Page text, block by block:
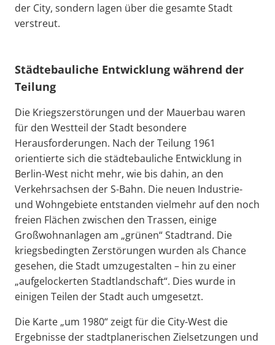
der City, sondern lagen über die gesamte Stadt
verstreut.
Städtebauliche Entwicklung während der
Teilung
Die Kriegszerstörungen und der Mauerbau waren
für den Westteil der Stadt besondere
Herausforderungen. Nach der Teilung 1961
orientierte sich die städtebauliche Entwicklung in
Berlin-West nicht mehr, wie bis dahin, an den
Verkehrsachsen der S-Bahn. Die neuen Industrie-
und Wohngebiete entstanden vielmehr auf den noch
freien Flächen zwischen den Trassen, einige
Großwohnanlagen am „grünen“ Stadtrand. Die
kriegsbedingten Zerstörungen wurden als Chance
gesehen, die Stadt umzugestalten – hin zu einer
„aufgelockerten Stadtlandschaft“. Dies wurde in
einigen Teilen der Stadt auch umgesetzt.
Die Karte „um 1980“ zeigt für die City-West die
Ergebnisse der stadtplanerischen Zielsetzungen und